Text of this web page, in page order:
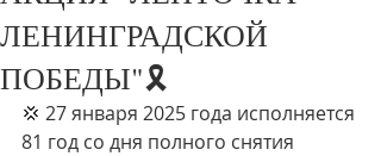
ЛЕНИНГРАДСКОЙ
ПОБЕДЫ"🎗
💢 27 января 2025 года исполняется
81 год со дня полного снятия